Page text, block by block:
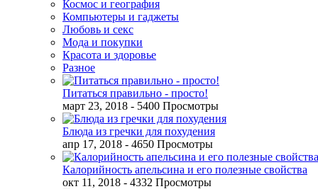
Космос и география
Компьютеры и гаджеты
Любовь и секс
Мода и покупки
Красота и здоровье
Разное
Питаться правильно - просто!
март 23, 2018 - 5400 Просмотры
Блюда из гречки для похудения
апр 17, 2018 - 4650 Просмотры
Калорийность апельсина и его полезные свойства
окт 11, 2018 - 4332 Просмотры